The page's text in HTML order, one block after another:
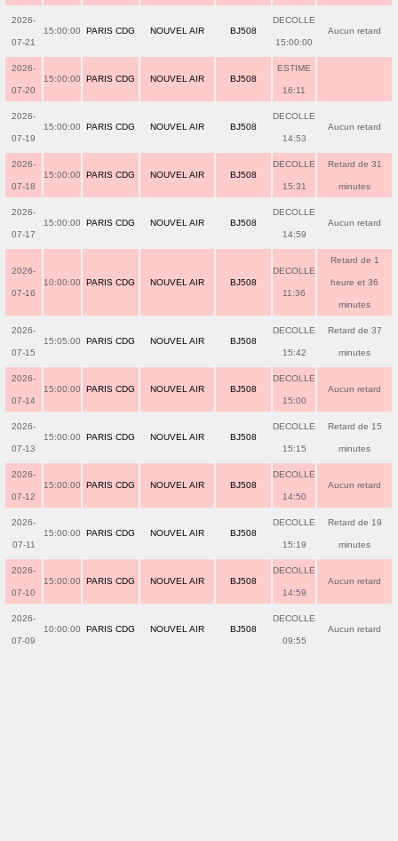
2026-
07-21
15:00:00 PARIS CDG NOUVEL AIR BJ508
DECOLLE
15:00:00
Aucun retard
2026-
07-20
15:00:00 PARIS CDG NOUVEL AIR BJ508
ESTIME
16:11
2026-
07-19
15:00:00 PARIS CDG NOUVEL AIR BJ508
DECOLLE
14:53
Aucun retard
2026-
07-18
15:00:00 PARIS CDG NOUVEL AIR BJ508
DECOLLE
15:31
Retard de 31
minutes
2026-
07-17
15:00:00 PARIS CDG NOUVEL AIR BJ508
DECOLLE
14:59
Aucun retard
2026-
07-16
10:00:00 PARIS CDG NOUVEL AIR BJ508
DECOLLE
11:36
Retard de 1
heure et 36
minutes
2026-
07-15
15:05:00 PARIS CDG NOUVEL AIR BJ508
DECOLLE
15:42
Retard de 37
minutes
2026-
07-14
15:00:00 PARIS CDG NOUVEL AIR BJ508
DECOLLE
15:00
Aucun retard
2026-
07-13
15:00:00 PARIS CDG NOUVEL AIR BJ508
DECOLLE
15:15
Retard de 15
minutes
2026-
07-12
15:00:00 PARIS CDG NOUVEL AIR BJ508
DECOLLE
14:50
Aucun retard
2026-
07-11
15:00:00 PARIS CDG NOUVEL AIR BJ508
DECOLLE
15:19
Retard de 19
minutes
2026-
07-10
15:00:00 PARIS CDG NOUVEL AIR BJ508
DECOLLE
14:59
Aucun retard
2026-
07-09
10:00:00 PARIS CDG NOUVEL AIR BJ508
DECOLLE
09:55
Aucun retard